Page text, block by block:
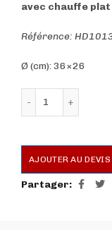
avec chauffe
Référence:
Ø (cm): 36×26
AJOUTER AU DEVIS
Partager